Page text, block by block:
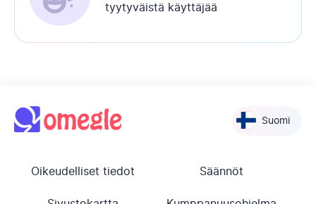
tyytyväistä käyttäjää
Oikeudelliset tiedot Säännöt
Suomi